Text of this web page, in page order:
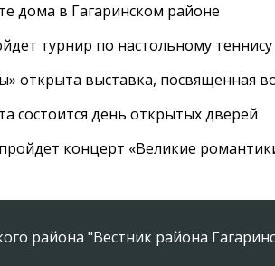
дома в Гагаринском районе
турнир по настольному теннису
открыта выставка, посвященная
состоится день открытых дверей
концерт «Великие
района "Вестник района